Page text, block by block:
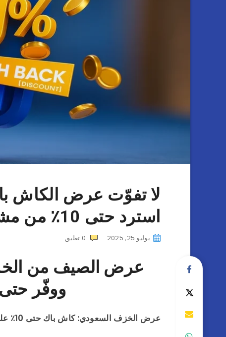
لا تفوّت عرض الكاش
استرد حتى 10٪ من مشترياتك
يوليو 25, 2025 0 تعليق
عرض الصيف من
ووفّر حتى 10٪ كاش باك
عرض الخزف السعودي: كاش باك حتى 10٪ على مشترياتك